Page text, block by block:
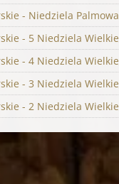
- Niedziela
- 5 Niedziela
- 4 Niedziela
- 3 Niedziela
- 2 Niedziela